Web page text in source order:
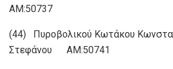
ΑΜ:50737
(44) Πυροβολικού Κωτάκου
Στεφάνου ΑΜ:50741